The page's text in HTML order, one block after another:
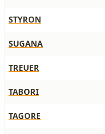
STYRON
SUGANA
TREUER
TABORI
TAGORE